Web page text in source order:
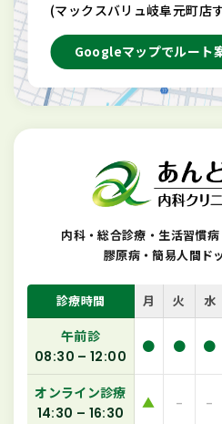
(マックスバリュ岐阜元町店
Googleマップでルート
内科・総合診療・生活習慣
膠原病・簡易人間ド
診療時間 月 火 水
午前診
08:30 – 12:00
● ● ●
オンライン診療
14:30 – 16:30
▲ – –